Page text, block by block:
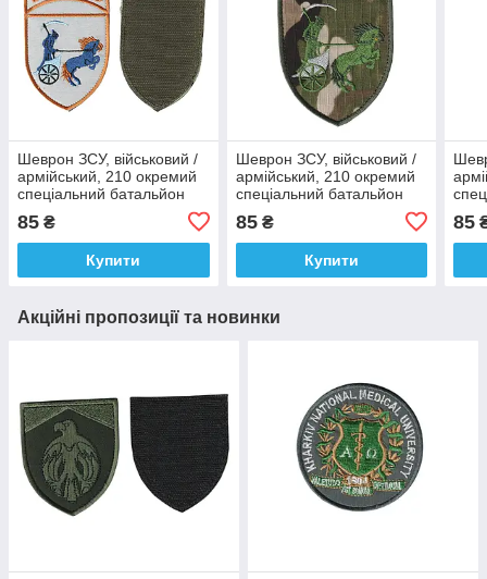
Шеврон ЗСУ, військовий /
армійський, 210 окремий
спеціальний батальйон
BERLINGO, на білому, на
липучці, 11 см * 7 см
85 ₴
Купити
Шеврон ЗСУ, військовий /
армійський, 210 окремий
спеціальний батальйон
BERLINGO, на мультикамі,
на липучці, 11 см * 7 см
85₴
Купити
на
85
Акційні пропозиції та новинки